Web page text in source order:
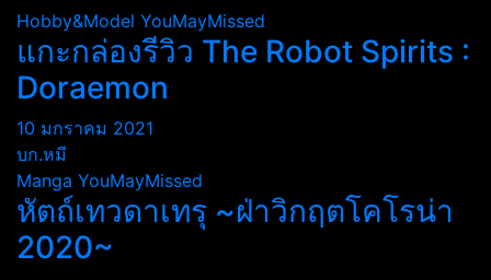
Hobby&Model YouMayMissed
แกะกล่องรีวิว The Robot Spirits :
Doraemon
10 มกราคม 2021
บก.หมี
Manga YouMayMissed
หัตถ์เทวดาเทรุ ~ฝ่าวิกฤตโคโรน่า
2020~